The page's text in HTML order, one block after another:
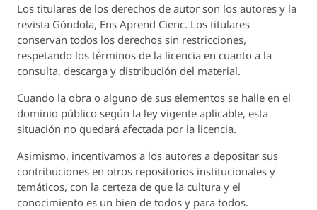
Los titulares de los derechos de autor son los autores y la
revista Góndola, Ens Aprend Cienc. Los titulares
conservan todos los derechos sin restricciones,
respetando los términos de la licencia en cuanto a la
consulta, descarga y distribución del material.
Cuando la obra o alguno de sus elementos se halle en el
dominio público según la ley vigente aplicable, esta
situación no quedará afectada por la licencia.
Asimismo, incentivamos a los autores a depositar sus
contribuciones en otros repositorios institucionales y
temáticos, con la certeza de que la cultura y el
conocimiento es un bien de todos y para todos.